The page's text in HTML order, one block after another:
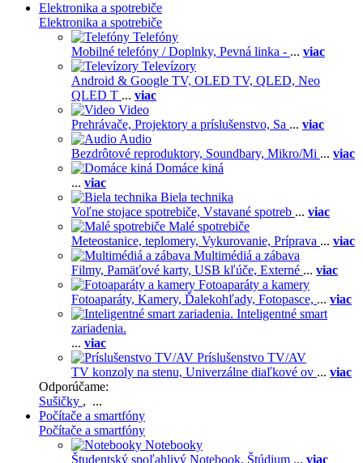
Elektronika a spotrebiče
Elektronika a spotrebiče
Telefóny
Mobilné telefóny / Doplnky, Pevná linka - ... viac
Televízory
Android & Google TV, OLED TV, QLED, Neo
QLED T ... viac
Video
Prehrávače, Projektory a príslušenstvo, Sa ... viac
Audio
Bezdrôtové reproduktory, Soundbary, Mikro/Mi ... viac
Domáce kiná
... viac
Biela technika
Voľne stojace spotrebiče, Vstavané spotreb ... viac
Malé spotrebiče
Meteostanice, teplomery, Vykurovanie, Príprava ... viac
Multimédiá a zábava
Filmy, Pamäťové karty, USB kľúče, Externé ... viac
Fotoaparáty a kamery
Fotoaparáty, Kamery, Ďalekohľady, Fotopasce, ... viac
Inteligentné smart
zariadenia.
... viac
Príslušenstvo TV/AV
TV konzoly na stenu, Univerzálne diaľkové ov ... viac
Odporúčame:
Sušičky , ...
Počítače a smartfóny
Počítače a smartfóny
Notebooky
Študentský spoľahlivý Notebook, Štúdium ... viac